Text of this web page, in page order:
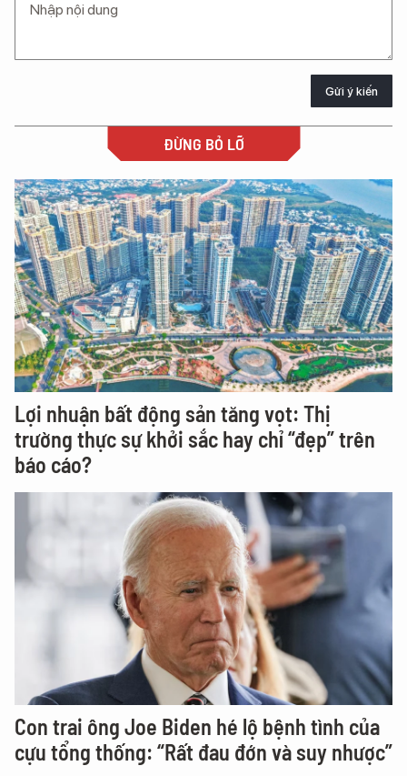
Gửi ý kiến
ĐỪNG BỎ LỠ
Lợi nhuận bất động sản tăng vọt: Thị
trường thực sự khởi sắc hay chỉ “đẹp” trên
báo cáo?
Con trai ông Joe Biden hé lộ bệnh tình của
cựu tổng thống: “Rất đau đớn và suy nhược”